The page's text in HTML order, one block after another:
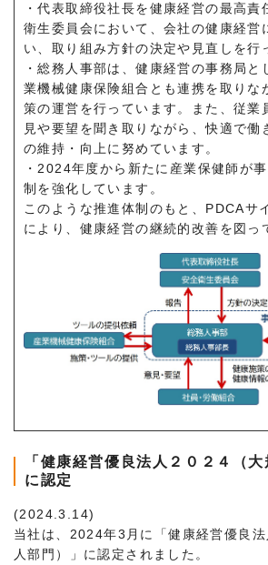
・代表取締役社長を健康経営の最高責
衛生委員会において、会社の健康経営
い、取り組み方針の決定や見直しを行
・総務人事部は、健康経営の事務局と
業機械健康保険組合とも連携を取りな
策の運営を行っています。また、従業
見や要望を聞き取りながら、快適で働
の維持・向上に努めています。
・2024年度から新たに産業保健師が
制を強化しています。
このような推進体制のもと、PDCAサ
により、健康経営の継続的改善を図っ
「健康経営優良法人２０２４（大
に認定
(2024.3.14)
当社は、2024年3月に「健康経営優良
人部門）」に認定されました。